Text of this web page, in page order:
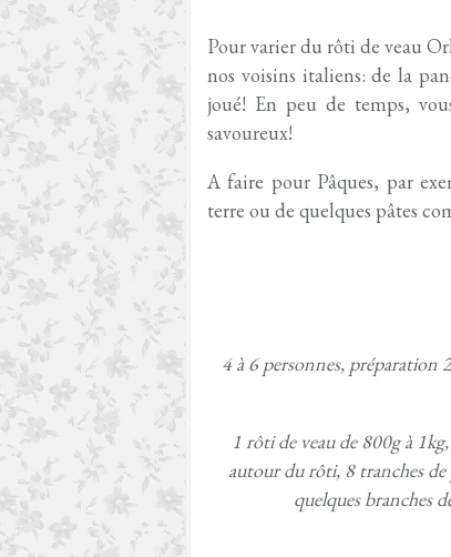
Pour varier du rôti de veau
nos voisins italiens: de la
joué! En peu de temps,
savoureux!
A faire pour Pâques, par
terre ou de quelques pâtes
4 à 6 personnes, préparation
1 rôti de veau de 800g à
autour du rôti, 8 tranches
quelques branches